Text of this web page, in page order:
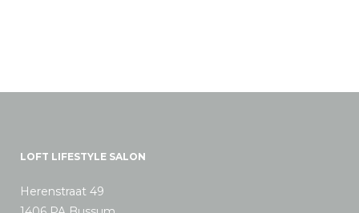
LOFT LIFESTYLE SALON
Herenstraat 49